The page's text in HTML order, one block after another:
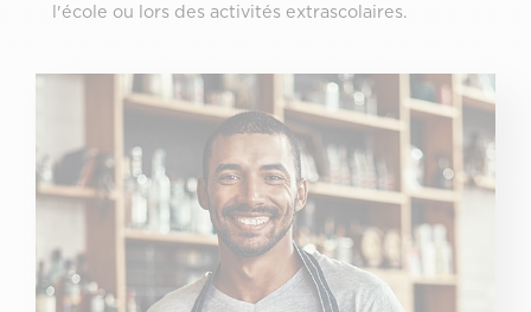
l'école ou lors des activités extrascolaires.